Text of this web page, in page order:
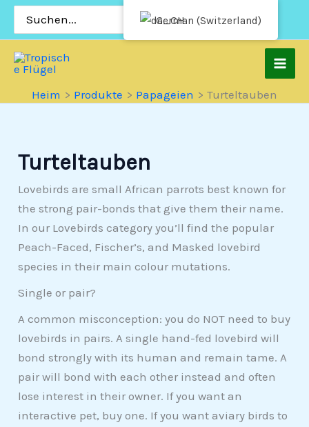
Zum
nach:
Heim Produkte Papageien Turteltauben
Turteltauben
Lovebirds are small African parrots best known for
the strong pair-bonds that give them their name.
In our Lovebirds category you’ll find the popular
Peach-Faced, Fischer’s, and Masked lovebird
species in their main colour mutations.
Single or pair?
A common misconception: you do NOT need to buy
lovebirds in pairs. A single hand-fed lovebird will
bond strongly with its human and remain tame. A
pair will bond with each other instead and often
lose interest in their owner. If you want an
interactive pet, buy one. If you want aviary birds to
German (Switzerland)